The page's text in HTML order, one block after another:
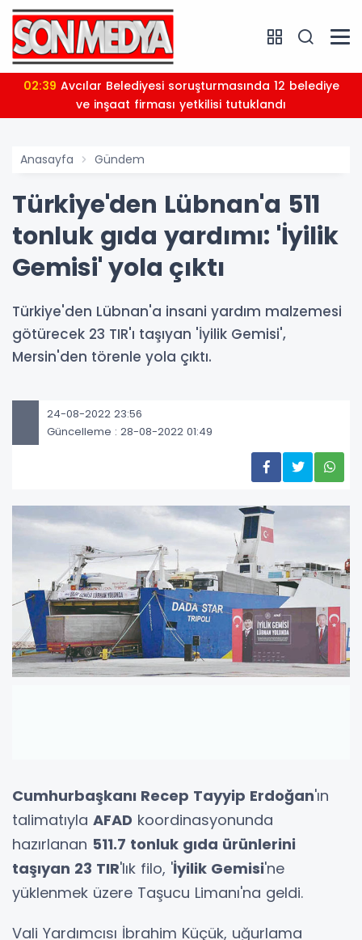
02:39
ve inşaat firması yetkilisi tutuklandı
Anasayfa Gündem
Türkiye'den Lübnan'a 511
tonluk gıda yardımı: 'İyilik
Gemisi' yola çıktı
Türkiye'den Lübnan'a insani yardım malzemesi
götürecek 23 TIR'ı taşıyan 'İyilik Gemisi',
Mersin'den törenle yola çıktı.
24-08-2022 23:56
Güncelleme : 28-08-2022 01:49
Cumhurbaşkanı Recep Tayyip Erdoğan'ın
talimatıyla AFAD koordinasyonunda
hazırlanan 511.7 tonluk gıda ürünlerini
taşıyan 23 TIR'lık filo, 'İyilik Gemisi'ne
yüklenmek üzere Taşucu Limanı'na geldi.
Vali Yardımcısı İbrahim Küçük, uğurlama